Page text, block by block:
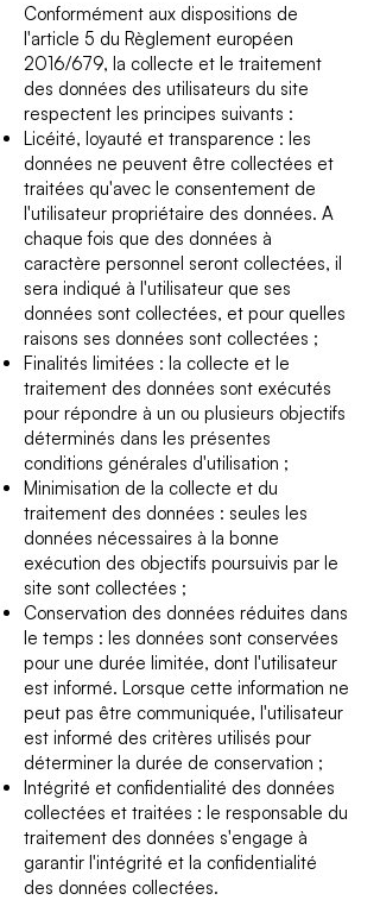
Conformément aux dispositions de
l'article 5 du Règlement européen
2016/679, la collecte et le traitement
des données des utilisateurs du site
respectent les principes suivants :
Licéité, loyauté et transparence : les
données ne peuvent être collectées et
traitées qu'avec le consentement de
l'utilisateur propriétaire des données. A
chaque fois que des données à
caractère personnel seront collectées, il
sera indiqué à l'utilisateur que ses
données sont collectées, et pour quelles
raisons ses données sont collectées ;
Finalités limitées : la collecte et le
traitement des données sont exécutés
pour répondre à un ou plusieurs objectifs
déterminés dans les présentes
conditions générales d'utilisation ;
Minimisation de la collecte et du
traitement des données : seules les
données nécessaires à la bonne
exécution des objectifs poursuivis par le
site sont collectées ;
Conservation des données réduites dans
le temps : les données sont conservées
pour une durée limitée, dont l'utilisateur
est informé. Lorsque cette information ne
peut pas être communiquée, l'utilisateur
est informé des critères utilisés pour
déterminer la durée de conservation ;
Intégrité et confidentialité des données
collectées et traitées : le responsable du
traitement des données s'engage à
garantir l'intégrité et la confidentialité
des données collectées.